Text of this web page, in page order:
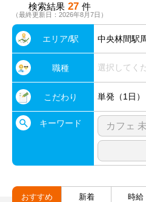
検索結果 27 件
（最終更新日：2026年8月7日）
エリア/駅 中央林間駅
職種 選択してく
こだわり 単発（1日）
キーワード
おすすめ 新着 時給